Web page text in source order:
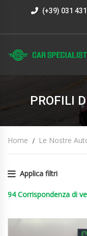
(+39) 031
PROFILI
Home Le Nostre
Applica filtri
94 Corrispondenza di